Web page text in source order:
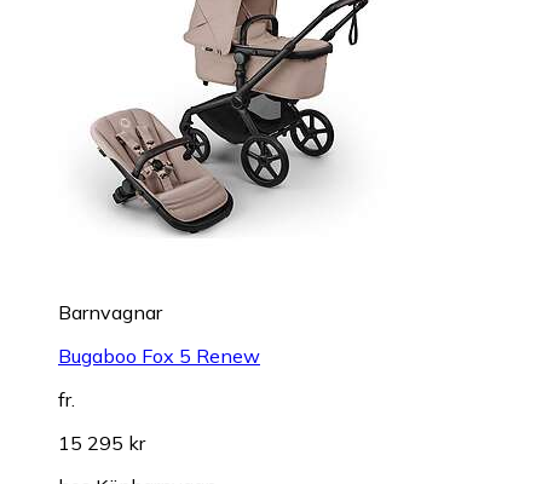
Barnvagnar
Bugaboo Fox 5 Renew
fr.
15 295 kr